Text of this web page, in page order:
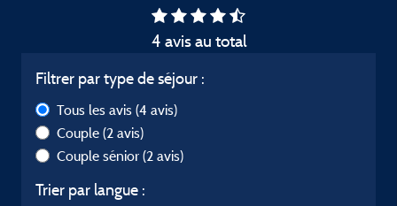
4 avis au total
Filtrer par type de séjour :
Tous les avis (4 avis)
Couple (2 avis)
Couple sénior (2 avis)
Trier par langue :